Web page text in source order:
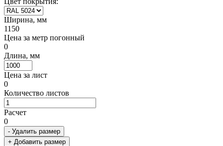
Ширина, мм
1150
Цена за метр погонный
0
Длина, мм
Цена за лист
0
Количество листов
Расчет
0
- Удалить размер
+ Добавить размер